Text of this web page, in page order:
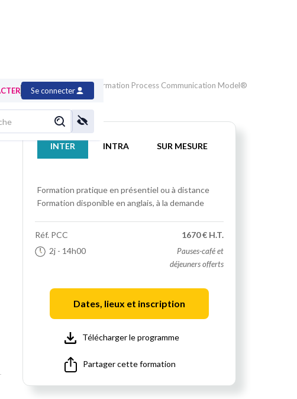
Se connecter
et son relationnel >Formation Process Communication Model®
INTER INTRA SUR MESURE
Formation pratique en présentiel ou à distance
Formation disponible en anglais, à la demande
Réf. PCC
2j - 14h00
1670 € H.T.
Pauses-café et
déjeuners offerts
Dates, lieux et inscription
Télécharger le programme
Partager cette formation